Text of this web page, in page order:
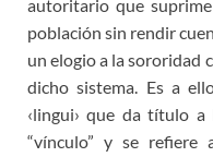
autoritario que
población sin rendir
un elogio a la sororidad
dicho sistema. Es a
‹lingui› que da título
“vínculo” y se